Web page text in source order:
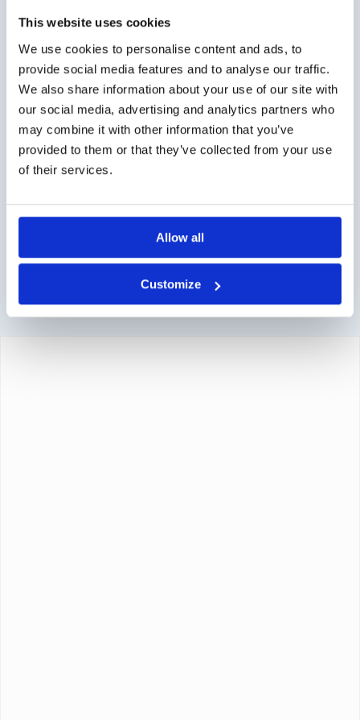
This website uses cookies
We use cookies to personalise content and ads, to
provide social media features and to analyse our traffic.
We also share information about your use of our site with
our social media, advertising and analytics partners who
may combine it with other information that you’ve
provided to them or that they’ve collected from your use
of their services.
Allow all
Customize
Geschäftskunde?
Lieferung auf Rechnung möglich. Kontaktieren Sie uns
für ein Angebot oder bestellen Sie direkt über den
Webshop.
Fragen?
Kontakt über info@medi-sense.nl oder +31 (0)6 27899756
Kreditkarte und PayPal.